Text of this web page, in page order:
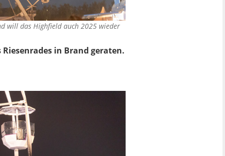
will das Highfield auch 2025 wieder
in Brand geraten.